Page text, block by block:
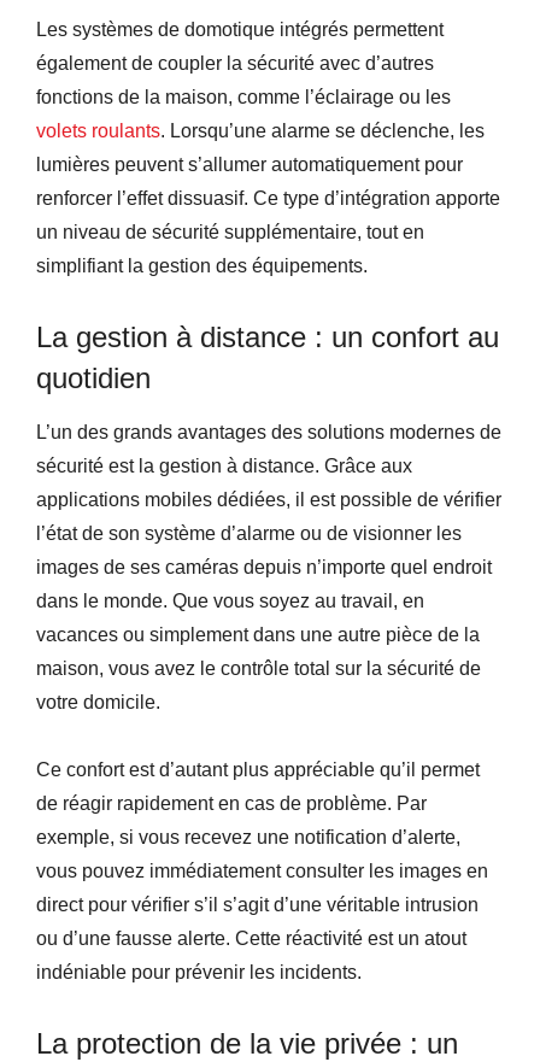
Les systèmes de domotique intégrés permettent
également de coupler la sécurité avec d’autres
fonctions de la maison, comme l’éclairage ou les
volets roulants. Lorsqu’une alarme se déclenche, les
lumières peuvent s’allumer automatiquement pour
renforcer l’effet dissuasif. Ce type d’intégration apporte
un niveau de sécurité supplémentaire, tout en
simplifiant la gestion des équipements.
La gestion à distance : un confort au
quotidien
L’un des grands avantages des solutions modernes de
sécurité est la gestion à distance. Grâce aux
applications mobiles dédiées, il est possible de vérifier
l’état de son système d’alarme ou de visionner les
images de ses caméras depuis n’importe quel endroit
dans le monde. Que vous soyez au travail, en
vacances ou simplement dans une autre pièce de la
maison, vous avez le contrôle total sur la sécurité de
votre domicile.
Ce confort est d’autant plus appréciable qu’il permet
de réagir rapidement en cas de problème. Par
exemple, si vous recevez une notification d’alerte,
vous pouvez immédiatement consulter les images en
direct pour vérifier s’il s’agit d’une véritable intrusion
ou d’une fausse alerte. Cette réactivité est un atout
indéniable pour prévenir les incidents.
La protection de la vie privée : un